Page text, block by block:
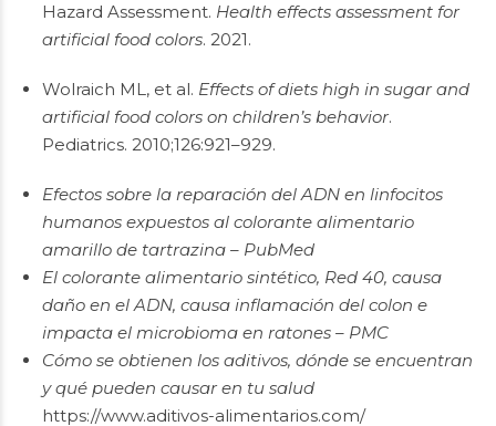
Hazard Assessment. Health effects assessment for
artificial food colors. 2021.
Wolraich ML, et al. Effects of diets high in sugar and
artificial food colors on children’s behavior.
Pediatrics. 2010;126:921–929.
Efectos sobre la reparación del ADN en linfocitos
humanos expuestos al colorante alimentario
amarillo de tartrazina – PubMed
El colorante alimentario sintético, Red 40, causa
daño en el ADN, causa inflamación del colon e
impacta el microbioma en ratones – PMC
Cómo se obtienen los aditivos, dónde se encuentran
y qué pueden causar en tu salud
https://www.aditivos-alimentarios.com/